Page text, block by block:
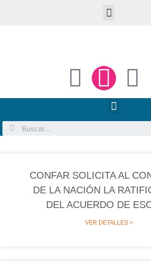
CONFAR SOLICITA AL
DE LA NACIÓN LA
DEL ACUERDO DE
VER DETALLES >